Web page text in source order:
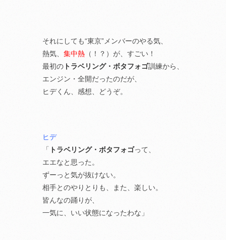
それにしても“東京”メンバーのやる気、
熱気、 集中熱 （！？）が、すごい！
最初の トラベリング・ボタフォゴ訓練から、
エンジン・全開だったのだが、
ヒデくん、感想、どうぞ。
ヒデ
「 トラベリング・ボタフォゴって、
エエなと思った。
ずーっと気が抜けない。
相手とのやりとりも、また、楽しい。
皆んなの踊りが、
一気に、いい状態になったわな」